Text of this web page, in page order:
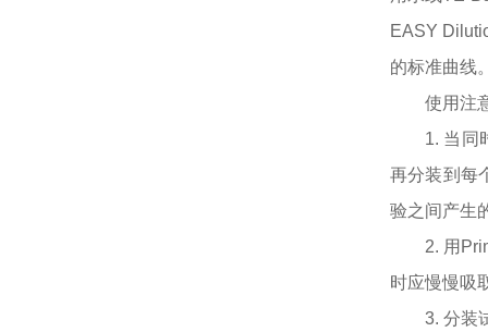
EASY
的标准曲线
使用注
1. 当同
再分装到每
验之间产生
2. 用
时应慢慢吸
3. 分装